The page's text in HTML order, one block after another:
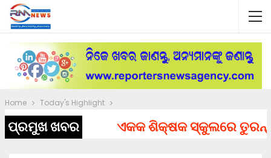
Home Today's Highlight
ପ୍ରମୁଖ ଖବର ଏକକ ଶିକ୍ଷକ ସ୍କୁଲରେ ତୁରନ୍ତ